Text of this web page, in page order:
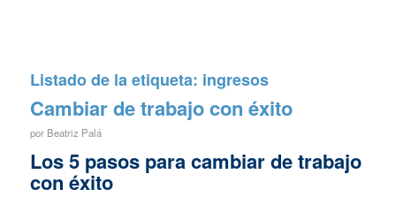
Listado de la etiqueta: ingresos
Cambiar de trabajo con éxito
por Beatriz Palá
Los 5 pasos para cambiar de trabajo
con éxito